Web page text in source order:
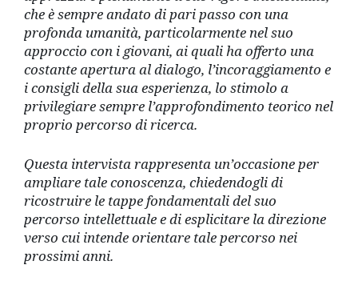
che è sempre andato di pari passo con una
profonda umanità, particolarmente nel suo
approccio con i giovani, ai quali ha offerto una
costante apertura al dialogo, l’incoraggiamento e
i consigli della sua esperienza, lo stimolo a
privilegiare sempre l’approfondimento teorico nel
proprio percorso di ricerca.
Questa intervista rappresenta un’occasione per
ampliare tale conoscenza, chiedendogli di
ricostruire le tappe fondamentali del suo
percorso intellettuale e di esplicitare la direzione
verso cui intende orientare tale percorso nei
prossimi anni.